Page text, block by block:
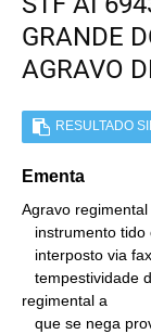
GRANDE
AGRAVO
RESULTADO
Ementa
Agravo
regimental a
que se nega